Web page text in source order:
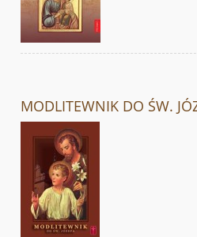
MODLITEWNIK DO ŚW.